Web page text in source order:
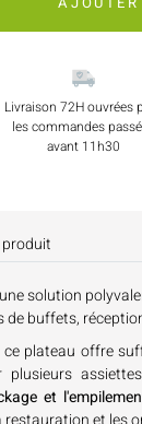
Livraison 72H ouvrées
les commandes
avant 11h30
solution
buffets,
plateau offre
et